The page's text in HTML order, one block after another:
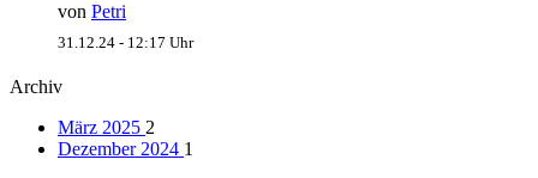
von Petri
31.12.24 - 12:17 Uhr
Archiv
März 2025 2
Dezember 2024 1